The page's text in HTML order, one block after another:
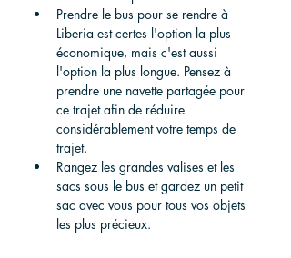
Prendre le bus pour se rendre à
Liberia est certes l'option la plus
économique, mais c'est aussi
l'option la plus longue. Pensez à
prendre une navette partagée pour
ce trajet afin de réduire
considérablement votre temps de
trajet.
Rangez les grandes valises et les
sacs sous le bus et gardez un petit
sac avec vous pour tous vos objets
les plus précieux.